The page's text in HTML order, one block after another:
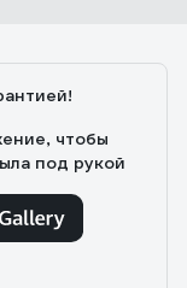
чтобы
под рукой